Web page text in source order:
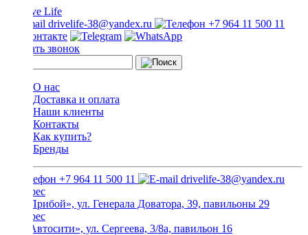
drivelife-38@yandex.ru +7 964 11 500 11
Заказать звонок
О нас
Доставка и оплата
Наши клиенты
Контакты
Как купить?
Бренды
+7 964 11 500 11 drivelife-38@yandex.ru
ТЦ «Прибой», ул. Генерала Доватора, 39, павильоны 29
ТЦ «Автосити», ул. Сергеева, 3/8а, павильон 16